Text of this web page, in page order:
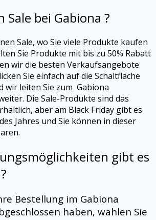
Sale bei Gabiona ?
Sale, wo Sie viele Produkte kaufen
Sie Produkte mit bis zu 50% Rabatt
wir die besten Verkaufsangebote
Sie einfach auf die Schaltfläche
wir leiten Sie zum Gabiona
Die Sale-Produkte sind das
aber am Black Friday gibt es
Jahres und Sie können in dieser
gibt es
Bestellung im Gabiona
haben, wählen Sie